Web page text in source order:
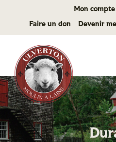
Mon compte
Faire un don Devenir